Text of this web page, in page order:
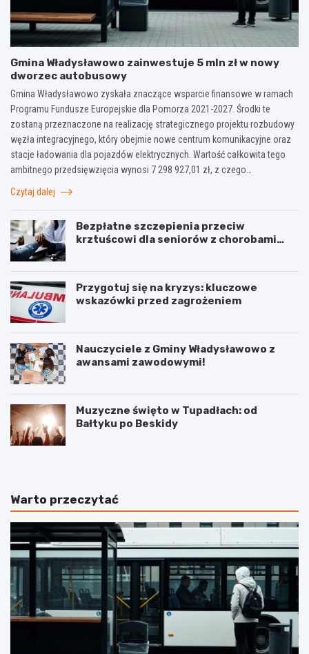
Gmina Władysławowo zainwestuje 5 mln zł w nowy
dworzec autobusowy
Gmina Władysławowo zyskała znaczące wsparcie finansowe w ramach
Programu Fundusze Europejskie dla Pomorza 2021-2027. Środki te
zostaną przeznaczone na realizację strategicznego projektu rozbudowy
węzła integracyjnego, który obejmie nowe centrum komunikacyjne oraz
stacje ładowania dla pojazdów elektrycznych. Wartość całkowita tego
ambitnego przedsięwzięcia wynosi 7 298 927,01 zł, z czego…
Czytaj dalej
Bezpłatne szczepienia przeciw
krztuścowi dla seniorów z chorobami
Przygotuj się na kryzys: kluczowe
wskazówki przed zagrożeniem
Nauczyciele z Gminy Władysławowo z
awansami zawodowymi!
Muzyczne święto w Tupadłach: od
Bałtyku po Beskidy
Warto przeczytać